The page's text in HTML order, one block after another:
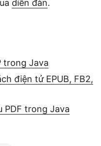
diễn đàn.
trong Java
điện tử EPUB, FB2,
PDF trong Java